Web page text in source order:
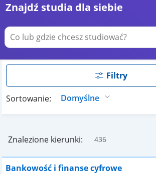
Znajdź studia dla siebie
Filtry
Sortowanie:
Znalezione kierunki: 436
Bankowość i finanse cyfrowe